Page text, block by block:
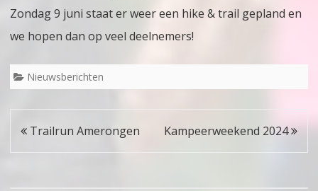
niet
Zondag 9 juni staat er weer een hike & trail gepland en
we hopen dan op veel deelnemers!
Nieuwsberichten
Bericht
Trailrun Amerongen Kampeerweekend 2024